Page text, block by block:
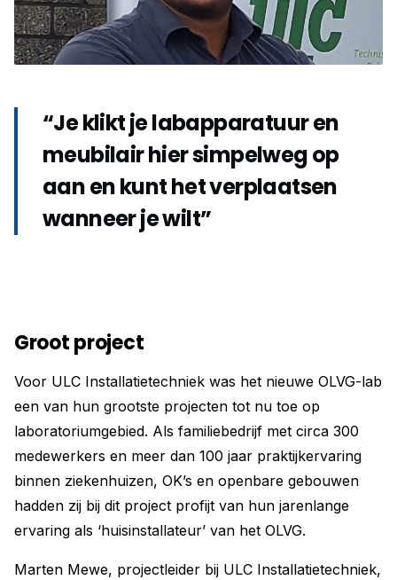
“Je klikt je labapparatuur en
meubilair hier simpelweg op
aan en kunt het verplaatsen
wanneer je wilt”
Groot project
Voor ULC Installatietechniek was het nieuwe OLVG-lab
een van hun grootste projecten tot nu toe op
laboratoriumgebied. Als familiebedrijf met circa 300
medewerkers en meer dan 100 jaar praktijkervaring
binnen ziekenhuizen, OK’s en openbare gebouwen
hadden zij bij dit project profijt van hun jarenlange
ervaring als ‘huisinstallateur’ van het OLVG.
Marten Mewe, projectleider bij ULC Installatietechniek,